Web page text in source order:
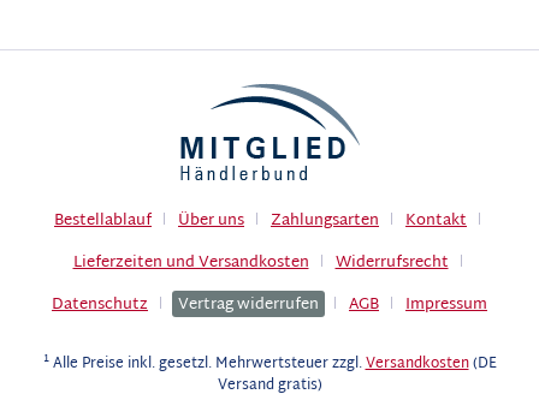
Bestellablauf Über uns Zahlungsarten
Kontakt
Lieferzeiten und Versandkosten
Widerrufsrecht
Datenschutz
Vertrag widerrufen AGB Impressum
1Alle Preise inkl. gesetzl. Mehrwertsteuer zzgl.Versandkosten(DE
Versand gratis)